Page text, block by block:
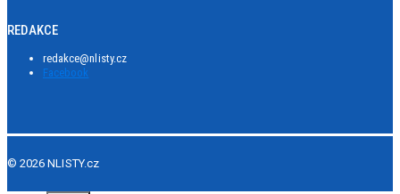
REDAKCE
redakce@nlisty.cz
Facebook
© 2026 NLISTY.cz